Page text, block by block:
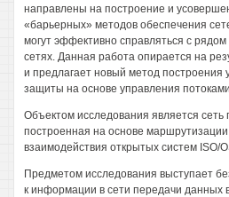
направлены на построение и
«барьерных» методов обеспечения
могут эффективно справляться с
сетях. Данная работа опирается на
и предлагает новый метод
защиты на основе управления
Объектом исследования является
построенная на основе
взаимодействия открытых систем ISO/
Предметом исследования выступает
к информации в сети передачи данных